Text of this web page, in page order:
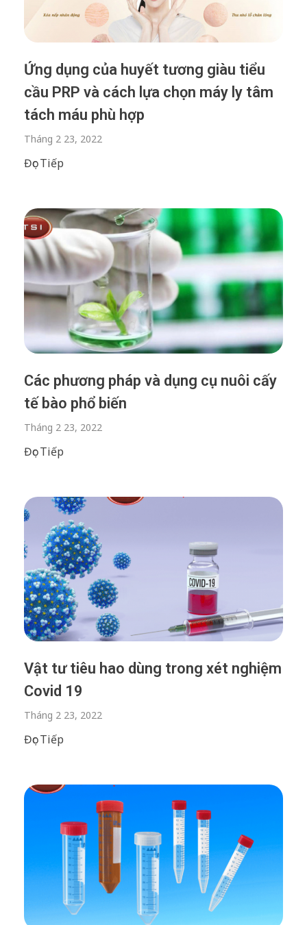
Ứng dụng của huyết tương giàu tiểu
cầu PRP và cách lựa chọn máy ly tâm
tách máu phù hợp
Tháng 2 23, 2022
Đọc Tiếp
Các phương pháp và dụng cụ nuôi cấy
tế bào phổ biến
Tháng 2 23, 2022
Đọc Tiếp
Vật tư tiêu hao dùng trong xét nghiệm
Covid 19
Tháng 2 23, 2022
Đọc Tiếp